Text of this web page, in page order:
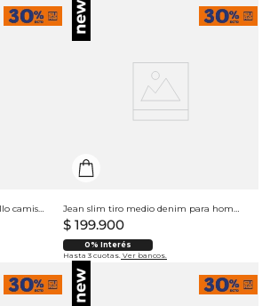
Camisa manga larga con cuello camisero para hombre Jean slim tiro medio denim para hombre
$ 199.900
0% Interés
Hasta 3 cuotas. Ver bancos.